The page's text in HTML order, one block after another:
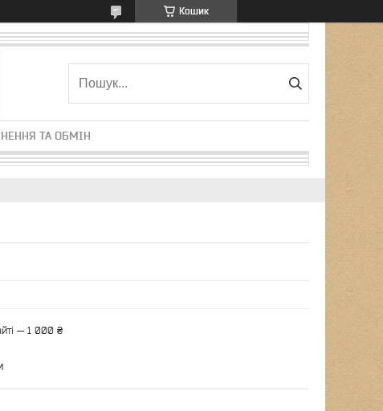
Кошик
ТА ОБМІН
— 1 000 ₴